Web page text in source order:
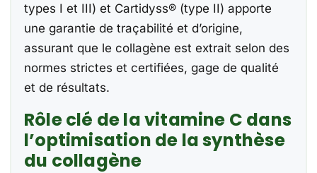
types I et III) et Cartidyss® (type II) apporte
une garantie de traçabilité et d’origine,
assurant que le collagène est extrait selon des
normes strictes et certifiées, gage de qualité
et de résultats.
Rôle clé de la vitamine C dans
l’optimisation de la synthèse
du collagène